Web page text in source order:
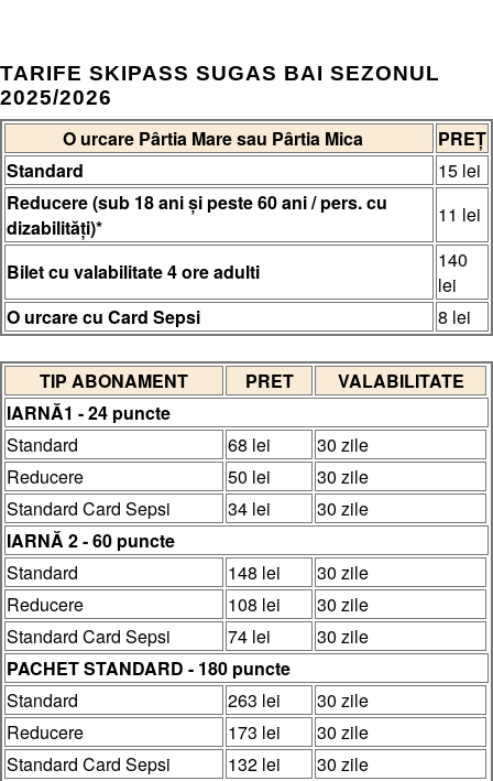
TARIFE SKIPASS SUGAS BAI SEZONUL
2025/2026
O urcare Pârtia Mare sau Pârtia Mica
PREȚ
Standard
15 lei
Reducere (sub 18 ani și peste 60 ani / pers. cu
dizabilități)*
11 lei
Bilet cu valabilitate 4 ore adulti
140
lei
O urcare cu Card Sepsi
8 lei
TIP ABONAMENT PRET
VALABILITATE
IARNĂ1 - 24 puncte
Standard
68 lei
30 zile
Reducere
50 lei
30 zile
Standard Card Sepsi
34 lei
30 zile
IARNĂ 2 - 60 puncte
Standard
148 lei
30 zile
Reducere
108 lei
30 zile
Standard Card Sepsi
74 lei
30 zile
PACHET STANDARD - 180 puncte
Standard
263 lei
30 zile
Reducere
173 lei
30 zile
Standard Card Sepsi
132 lei
30 zile